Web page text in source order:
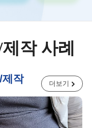
작 사례
제작 더보기